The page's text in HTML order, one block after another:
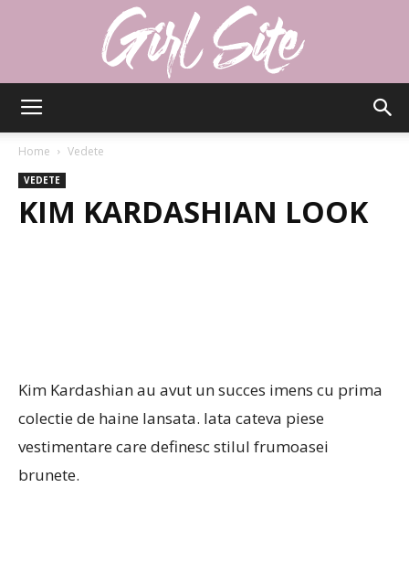
Home Vedete
VEDETE
KIM KARDASHIAN LOOK
Kim Kardashian au avut un succes imens cu prima
colectie de haine lansata. Iata cateva piese
vestimentare care definesc stilul frumoasei
brunete.